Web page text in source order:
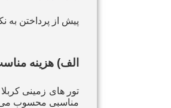
پیش از پرداختن به
الف) هزینه
تور های زمینی
مناسبی محسوب می‌